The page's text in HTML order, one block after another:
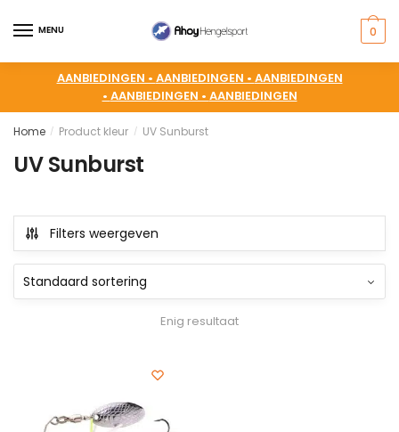
MENU 0
AANBIEDINGEN • AANBIEDINGEN • AANBIEDINGEN
• AANBIEDINGEN • AANBIEDINGEN
Home / Product kleur / UV Sunburst
UV Sunburst
Filters weergeven
Enig resultaat